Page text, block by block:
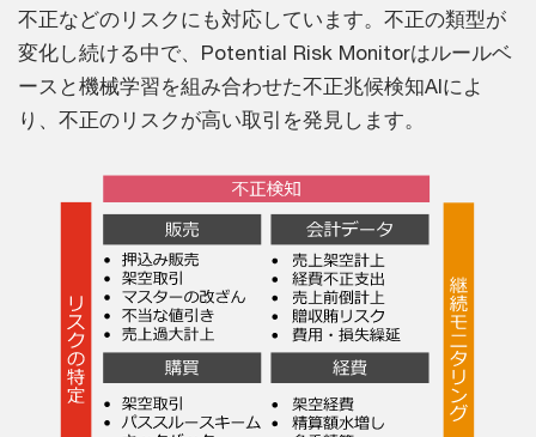
不正などのリスクにも対応しています。不正の類型が
変化し続ける中で、Potential Risk Monitorはルールベ
ースと機械学習を組み合わせた不正兆候検知AIによ
り、不正のリスクが高い取引を発見します。